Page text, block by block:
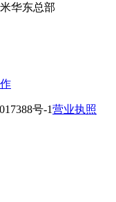
华东总部
号-1营业执照